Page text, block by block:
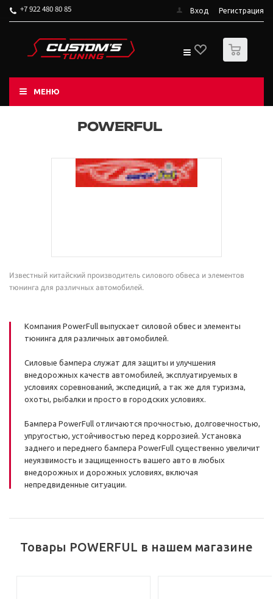
+7 922 480 80 85 Вход Регистрация
0
МЕНЮ
POWERFUL
Известный китайский производитель силового обвеса и элементов
тюнинга для различных автомобилей.
Компания PowerFull выпускает силовой обвес и элементы
тюнинга для различных автомобилей.
Силовые бампера служат для защиты и улучшения
внедорожных качеств автомобилей, эксплуатируемых в
условиях соревнований, экспедиций, а так же для туризма,
охоты, рыбалки и просто в городских условиях.
Бампера PowerFull отличаются прочностью, долговечностью,
упругостью, устойчивостью перед коррозией. Установка
заднего и переднего бампера PowerFull существенно увеличит
неуязвимость и защищенность вашего авто в любых
внедорожных и дорожных условиях, включая
непредвиденные ситуации.
Товары POWERFUL в нашем магазине